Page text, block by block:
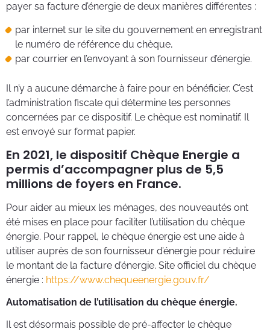
payer sa facture d’énergie de deux manières différentes :
par internet sur le site du gouvernement en enregistrant
le numéro de référence du chèque,
par courrier en l’envoyant à son fournisseur d’énergie.
Il n’y a aucune démarche à faire pour en bénéficier. C’est
l’administration fiscale qui détermine les personnes
concernées par ce dispositif. Le chèque est nominatif. Il
est envoyé sur format papier.
En 2021, le dispositif Chèque Energie a
permis d’accompagner plus de 5,5
millions de foyers en France.
Pour aider au mieux les ménages, des nouveautés ont
été mises en place pour faciliter l’utilisation du chèque
énergie. Pour rappel, le chèque énergie est une aide à
utiliser auprès de son fournisseur d’énergie pour réduire
le montant de la facture d’énergie. Site officiel du chèque
énergie : https://www.chequeenergie.gouv.fr/
Automatisation de l’utilisation du chèque énergie.
Il est désormais possible de pré-affecter le chèque